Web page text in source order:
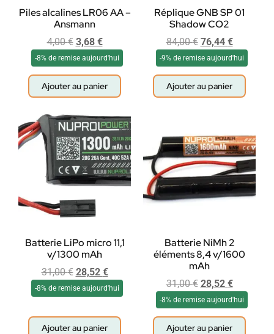
Piles alcalines LR06 AA –
Ansmann
4,00€ 3,68 €
-8% de remise aujourd'hui
Ajouter au panier
Réplique GNB SP 01
Shadow CO2
84,00€ 76,44 €
-9% de remise aujourd'hui
Ajouter au panier
Batterie LiPo micro 11,1
v/1300 mAh
31,00€ 28,52 €
-8% de remise aujourd'hui
Ajouter au panier
Batterie NiMh 2
éléments 8,4 v/1600
mAh
31,00€ 28,52 €
-8% de remise aujourd'hui
Ajouter au panier